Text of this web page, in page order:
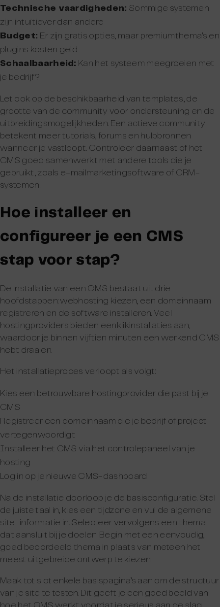
Technische vaardigheden: Sommige systemen
zijn intuïtiever dan andere
Budget: Er zijn gratis opties, maar premiumthema’s en
plugins kosten geld
Schaalbaarheid: Kan het systeem meegroeien met
je bedrijf?
Let ook op de beschikbaarheid van templates, de
grootte van de community voor ondersteuning en de
uitbreidingsmogelijkheden. Een actieve community
betekent meer tutorials, forums en hulpbronnen
wanneer je vastloopt. Controleer daarnaast of het
CMS goed samenwerkt met andere tools die je
gebruikt, zoals e-mailmarketingsoftware of CRM-
systemen.
Hoe installeer en
configureer je een CMS
stap voor stap?
De installatie van een CMS bestaat uit drie
hoofdstappen: webhosting kiezen, een domeinnaam
registreren en de software installeren. Veel
hostingproviders bieden eenklikinstallaties aan,
waardoor je binnen vijftien minuten een werkend CMS
hebt draaien.
Het installatieproces verloopt als volgt:
Kies een betrouwbare hostingprovider die past bij je
CMS
Registreer een domeinnaam die je bedrijf of project
vertegenwoordigt
Installeer het CMS via het controlepaneel van je
hosting
Log in op je nieuwe CMS-dashboard
Na de installatie doorloop je de basisconfiguratie. Stel
de juiste taal in, kies een tijdzone en vul de algemene
site-informatie in. Selecteer vervolgens een thema
dat aansluit bij je doelen. Begin met een eenvoudig,
goed beoordeeld thema in plaats van meteen het
meest uitgebreide ontwerp te kiezen.
Maak tot slot enkele basispagina’s aan om de structuur
van je site te testen. Dit geeft je een goed beeld van